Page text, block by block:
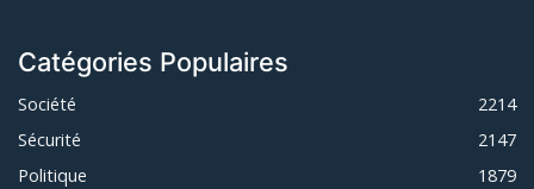
Catégories Populaires
Société
2214
Sécurité
2147
Politique
1879